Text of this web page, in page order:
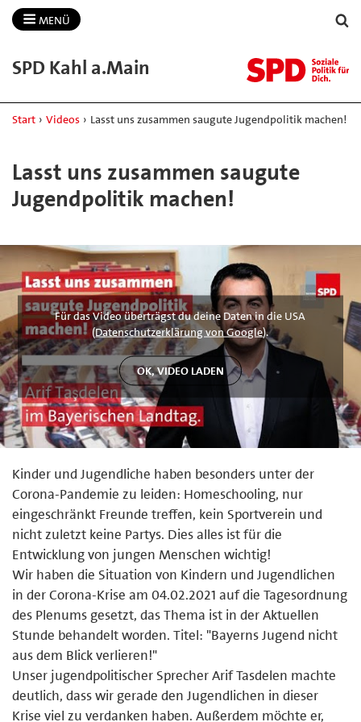
MENÜ
SPD Kahl a.​Main
Start › Videos › Lasst uns zusammen saugute Jugendpolitik machen!
Lasst uns zusammen saugute
Jugendpolitik machen!
Für das Video überträgst du deine Daten in die USA
(Datenschutzerklärung von Google).
Kinder und Jugendliche haben besonders unter der
Corona-Pandemie zu leiden: Homeschooling, nur
eingeschränkt Freunde treffen, kein Sportverein und
nicht zuletzt keine Partys. Dies alles ist für die
Entwicklung von jungen Menschen wichtig!
Wir haben die Situation von Kindern und Jugendlichen
in der Corona-Krise am 04.02.2021 auf die Tagesordnung
des Plenums gesetzt, das Thema ist in der Aktuellen
Stunde behandelt worden. Titel: "Bayerns Jugend nicht
aus dem Blick verlieren!"
Unser jugendpolitischer Sprecher Arif Tasdelen machte
deutlich, dass wir gerade den Jugendlichen in dieser
Krise viel zu verdanken haben. Außerdem möchte er,